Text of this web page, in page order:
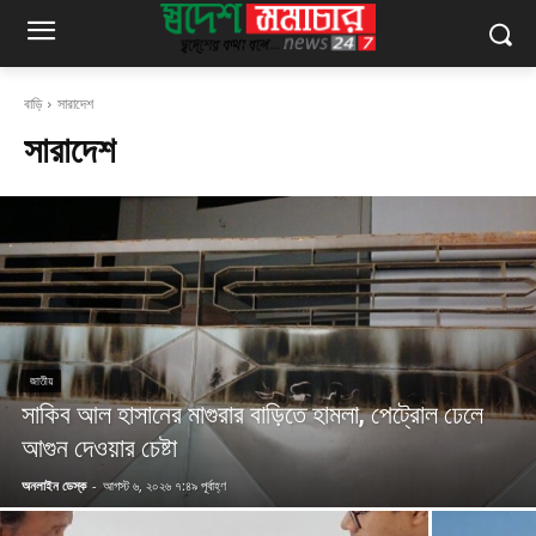
বাড়ি সারাদেশ
সারাদেশ
জাতীয়
সাকিব আল হাসানের মাগুরার বাড়িতে হামলা, পেট্রোল ঢেলে
আগুন দেওয়ার চেষ্টা
অনলাইন ডেস্ক - আগস্ট ৬, ২০২৬ ৭:৪৯ পূর্বাহ্ণ